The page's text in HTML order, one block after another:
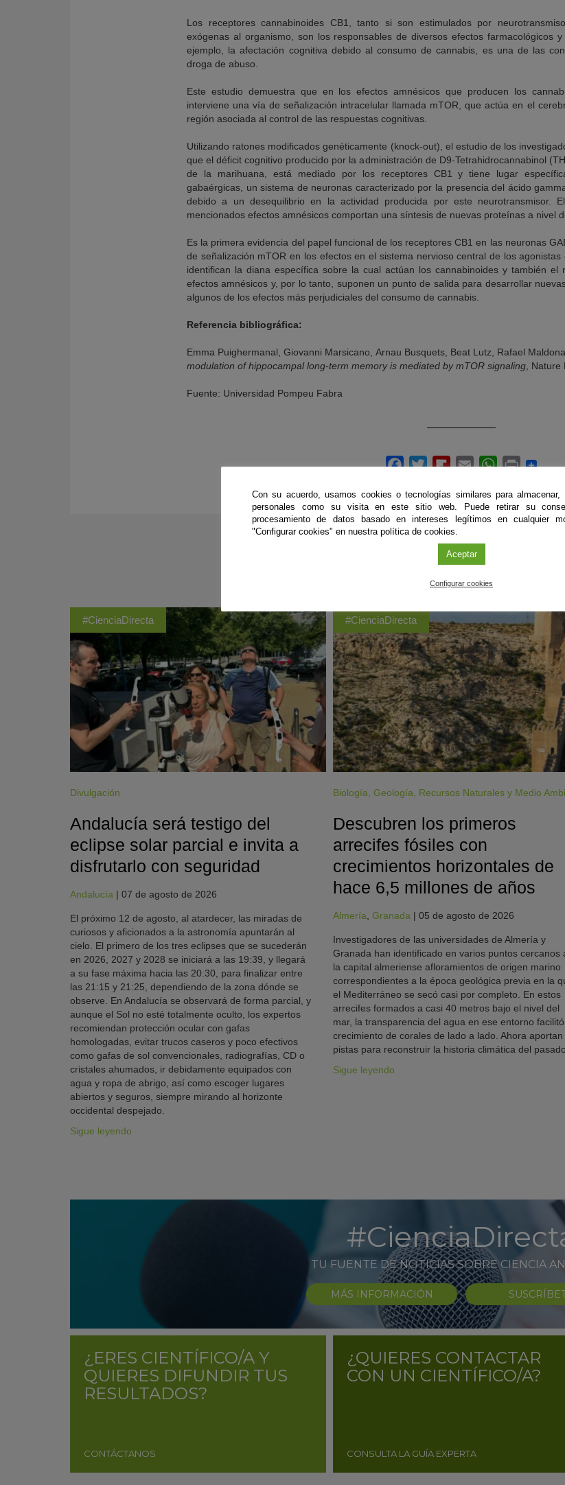
Los receptores cannabinoides CB1, tanto si son estimulados por
exógenas al organismo, son los responsables de diversos efectos farmacológicos
ejemplo, la afectación cognitiva debido al consumo de cannabis, es una de las
droga de abuso.
Este estudio demuestra que en los efectos amnésicos que producen los
interviene una vía de señalización intracelular llamada mTOR, que actúa en el
región asociada al control de las respuestas cognitivas.
Utilizando ratones modificados genéticamente (knock-out), el estudio de los
que el déficit cognitivo producido por la administración de D9-Tetrahidrocannabinol
de la marihuana, está mediado por los receptores CB1 y tiene lugar
gabaérgicas, un sistema de neuronas caracterizado por la presencia del ácido
debido a un desequilibrio en la actividad producida por este neurotransmisor.
mencionados efectos amnésicos comportan una síntesis de nuevas proteínas a nivel
Es la primera evidencia del papel funcional de los receptores CB1 en las neuronas
de señalización mTOR en los efectos en el sistema nervioso central de los
identifican la diana específica sobre la cual actúan los cannabinoides y también el
efectos amnésicos y, por lo tanto, suponen un punto de salida para desarrollar
algunos de los efectos más perjudiciales del consumo de cannabis.
Referencia bibliográfica:
Emma Puighermanal, Giovanni Marsicano, Arnau Busquets, Beat Lutz, Rafael
modulation of hippocampal long-term memory is mediated by mTOR signaling ,
Fuente: Universidad Pompeu Fabra
ÚLTIMAS PUBLICACIONES
#CienciaDirecta
Divulgación
Andalucía será testigo del
eclipse solar parcial e invita a
disfrutarlo con seguridad
Andalucía | 07 de agosto de 2026
El próximo 12 de agosto, al atardecer, las miradas de
curiosos y aficionados a la astronomía apuntarán al
cielo. El primero de los tres eclipses que se sucederán
en 2026, 2027 y 2028 se iniciará a las 19:39, y llegará
a su fase máxima hacia las 20:30, para finalizar entre
las 21:15 y 21:25, dependiendo de la zona dónde se
observe. En Andalucía se observará de forma parcial, y
aunque el Sol no esté totalmente oculto, los expertos
recomiendan protección ocular con gafas
homologadas, evitar trucos caseros y poco efectivos
como gafas de sol convencionales, radiografías, CD o
cristales ahumados, ir debidamente equipados con
agua y ropa de abrigo, así como escoger lugares
abiertos y seguros, siempre mirando al horizonte
occidental despejado.
Sigue leyendo
#CienciaDirecta
Biología ,Geología Recursos Naturales y Medio
Descubren los primeros
arrecifes fósiles con
crecimientos horizontales de
hace 6,5 millones de años
Almería ,Granada |05 de agosto de 2026
Investigadores de las universidades de Almería y
Granada han identificado en varios puntos cercanos
la capital almeriense afloramientos de origen marino
correspondientes a la época geológica previa en la
el Mediterráneo se secó casi por completo. En estos
arrecifes formados a casi 40 metros bajo el nivel del
mar, la transparencia del agua en ese entorno
crecimiento de corales de lado a lado. Ahora aportan
pistas para reconstruir la historia climática del pasado.
Sigue leyendo
TU FUENTE DE NOTICIAS SOBRE CIENCIA
MÁS INFORMACIÓN
¿ERES CIENTÍFICO/A Y
QUIERES DIFUNDIR TUS
RESULTADOS?
CONTÁCTANOS
¿QUIERES CONTACTAR
CON UN CIENTÍFICO/A?
CONSULTA LA GUÍA EXPERTA
Con su acuerdo, usamos cookies o tecnologías similares para
personales como su visita en este sitio web. Puede retirar su
procesamiento de datos basado en intereses legítimos en cualquier
"Configurar cookies" en nuestra política de cookies.
Aceptar
Configurar cookies